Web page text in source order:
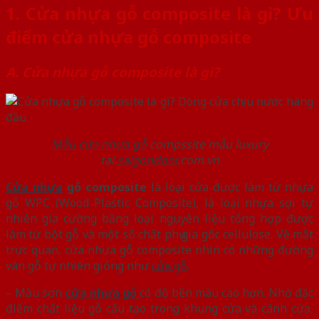
1. Cửa nhựa gỗ composite là gì? Ưu
điểm cửa nhựa gỗ composite
A. Cửa nhựa gỗ composite là gì?
Mẫu cửa nhựa gỗcompssite mẫu luxury
tạisaigondoor.com.vn
Cửa nhựa gỗ composite là loại cửa được làm từ nhựa
gỗ WPC (Wood Plastic Composite), là loại nhựa sợi tự
nhiên gia cường bằng loại nguyên liệu tổng hợp được
làm từ bột gỗ và một số chất phụ gia gốc cellulose. Về mặt
trực quan, cửa nhựa gỗ composite nhìn có những đường
vân gỗ tự nhiên giống nhưcửa gỗ.
– Màu sơn cửa nhựa gỗcó độ bền màu cao hơn. Nhờ đặc
điểm chất liệu gỗ cấu tạo trong khung cửa và cánh cửa,